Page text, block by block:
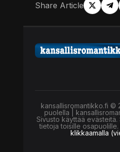
Share Article
kansallisromantikko.fi ©
puolella |
Sivusto käyttää
tietoja toisille osapuolille.
klikkaamalla